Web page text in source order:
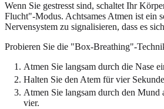
Wenn Sie gestresst sind, schaltet Ihr
Flucht"-Modus. Achtsames Atmen ist ein
Nervensystem zu signalisieren, dass es
Probieren Sie die "Box-Breathing"-
Atmen Sie langsam durch die Nase
Halten Sie den Atem für vier
Atmen Sie langsam durch den Mund
vier.